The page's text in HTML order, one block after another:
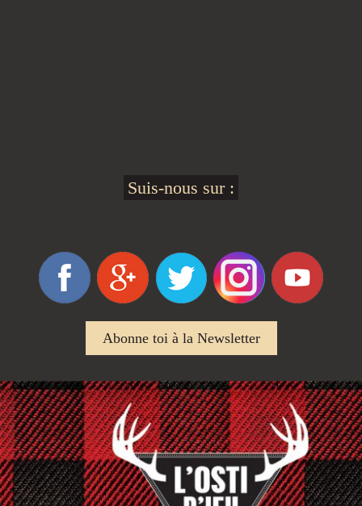
Suis-nous sur :
Abonne toi à la Newsletter